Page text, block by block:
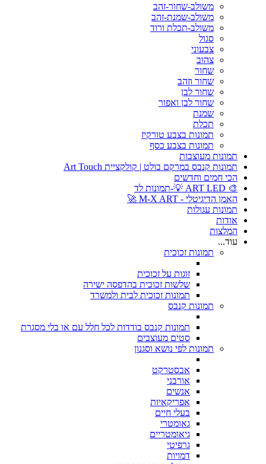
משולב-שחור-זהב
משולב-שמנת-זהב
משולב-תכלת ורוד
סגול
צבעוני
צהוב
שחור
שחור וזהב
שחור לבן
שחור לבן ואפור
שמנת
תכלת
תמונות בצבע טורקיז
תמונות בצבע כסף
תמונות מעוצבות
תמונות קנבס במרקם בולט | קולקציית Art Touch
הכי חמים וחדשים
🎨 ART LED 💡-תמונות לד
האמן הדיגיטלי - M-X ART 🚀
תמונות עגולות
אודות
המלצות
עוד...
תמונות זכוכית
זוגות על זכוכית
שלשות זכוכית בהדפסה ישירה
תמונות זכוכית לבית ולמשרד
תמונות קנבס
תמונות קנבס בודדות לכל חלל עם או בלי מסגרת
סטים מעוצבים
תמונות לפי נושא וסגנון
אבסטרקט
אורבני
אנשים
אפריקאיות
בעלי חיים
גאומטרי
גיאומטריים
גרפיטי
דמויות